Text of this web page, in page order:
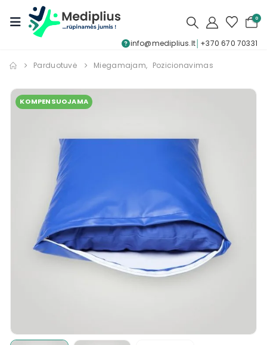
0
info@mediplius.lt│ +370 670 70331
Parduotuvė Miegamajam, Pozicionavimas
KOMPENSUOJAMA